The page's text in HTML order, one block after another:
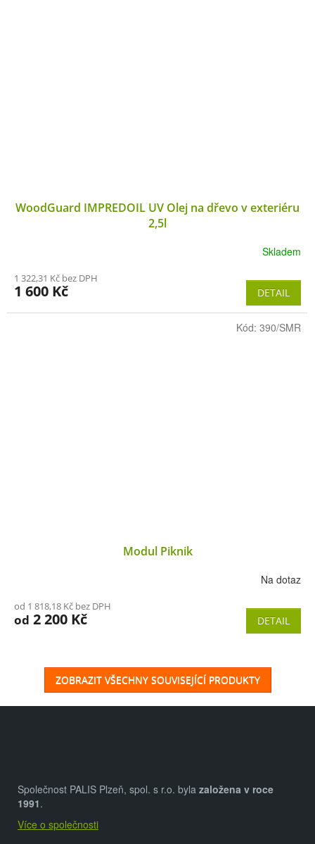
WoodGuard IMPREDOIL UV Olej na dřevo v exteriéru
2,5l
Skladem
1 322,31 Kč bez DPH
1 600 Kč DETAIL
Modul Piknik
Na dotaz
od 1 818,18 Kč bez DPH
od 2 200 Kč DETAIL
Kód: 390/SMR
ZOBRAZIT VŠECHNY SOUVISEJÍCÍ PRODUKTY
Společnost PALIS Plzeň, spol. s r.o. byla založena v roce
1991.
Více o společnosti